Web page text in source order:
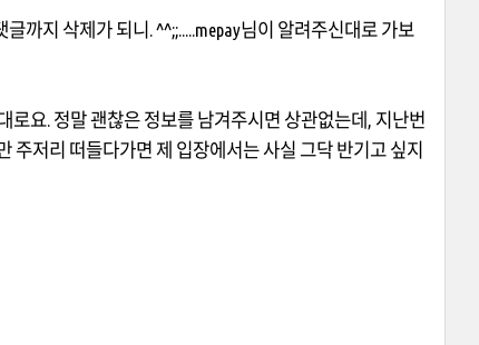
글까지 삭제가 되니 . ^^;;.....mepay님이 알려주신대로 가보
로요 정말 괜찮은 정보를 남겨주시면 상관없는데
지난번
주저리 떠들다가면 제 입장에서는 사실 그닥 반기고 싶지